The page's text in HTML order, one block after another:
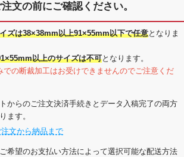
注文の前にご確認ください。
ズは38×38mm以上91×55mm以下で任意となりま
以上のサイズは不可となります。
の断裁加工はお受けできませんのでご注意くだ
からのご注文決済手続きとデータ入稿完了の両方
ます。
文から納品まで
希望のお支払い方法によって選択可能な配送方法